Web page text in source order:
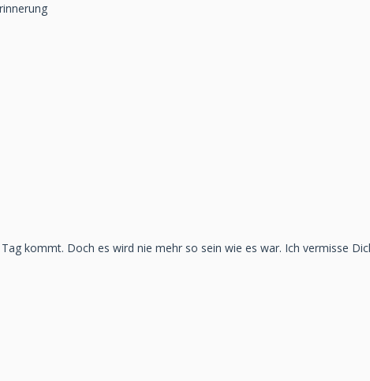
kommt. Doch es wird nie mehr so sein wie es war. Ich vermisse